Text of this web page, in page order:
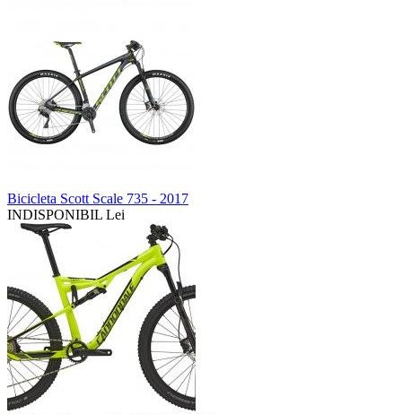
Bicicleta Scott Scale 735 - 2017
INDISPONIBIL Lei